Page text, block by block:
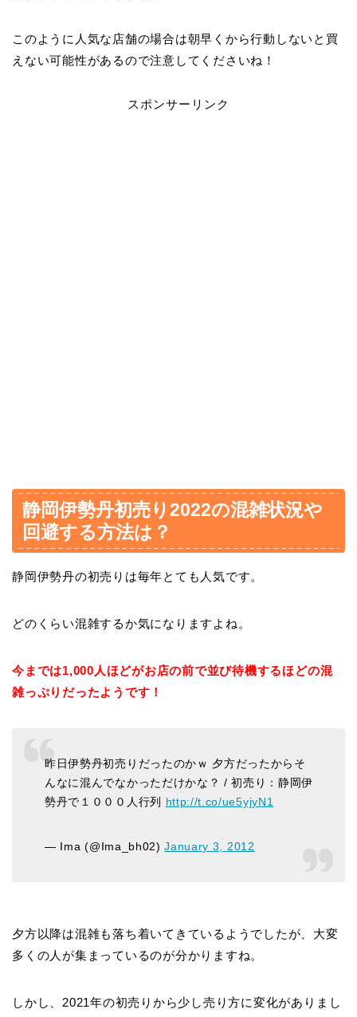
このように人気な店舗の場合は朝早くから行動しないと買
えない可能性があるので注意してくださいね！
スポンサーリンク
静岡伊勢丹初売り2022の混雑状況や
回避する方法は？
静岡伊勢丹の初売りは毎年とても人気です。
どのくらい混雑するか気になりますよね。
今までは1,000人ほどがお店の前で並び待機するほどの混
雑っぷりだったようです！
昨日伊勢丹初売りだったのかｗ 夕方だったからそ
んなに混んでなかっただけかな？ / 初売り：静岡伊
勢丹で１０００人行列 http://t.co/ue5yjyN1
— Ima (@Ima_bh02)January 3, 2012
夕方以降は混雑も落ち着いてきているようでしたが、大変
多くの人が集まっているのが分かりますね。
しかし、2021年の初売りから少し売り方に変化がありまし